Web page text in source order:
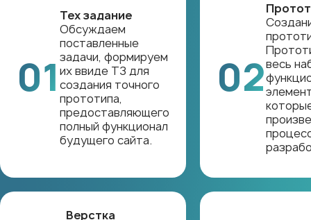
01
Тех задание
Обсуждаем
поставленные
задачи, формируем
их ввиде ТЗ для
создания точного
прототипа,
предоставляющего
полный функционал
будущего сайта.
02весь
Верстка